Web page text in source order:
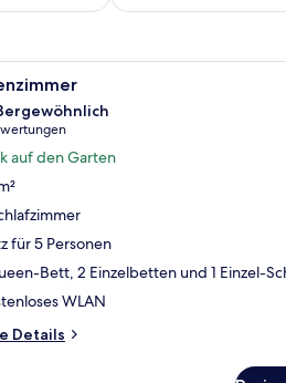
Blick auf die Stadt durch das Fenster.
Ein Hotelzimmer
10
auf den Garten
für 5 Personen
Bett, 2 Einzelbetten und 1 Einzel-
WLAN
Details